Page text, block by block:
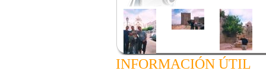
INFORMACIÓN ÚTIL